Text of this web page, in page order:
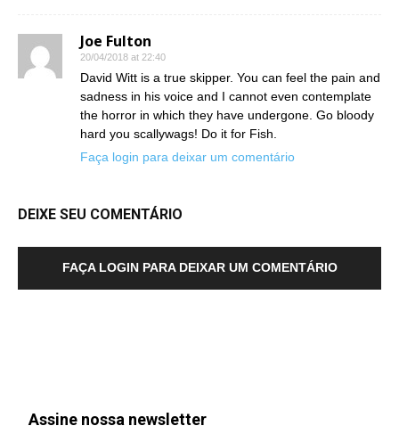
Joe Fulton
20/04/2018 at 22:40
David Witt is a true skipper. You can feel the pain and
sadness in his voice and I cannot even contemplate
the horror in which they have undergone. Go bloody
hard you scallywags! Do it for Fish.
Faça login para deixar um comentário
DEIXE SEU COMENTÁRIO
FAÇA LOGIN PARA DEIXAR UM COMENTÁRIO
Assine nossa newsletter